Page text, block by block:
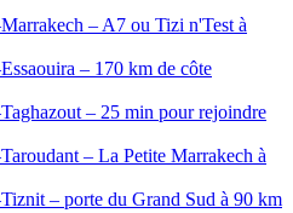
– A7 ou Tizi n'Test à
– 170 km de côte
– 25 min pour rejoindre
– La Petite Marrakech à
– porte du Grand Sud à 90 km